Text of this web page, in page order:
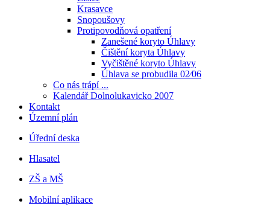
Krasavce
Snopoušovy
Protipovodňová opatření
Zanešené koryto Úhlavy
Čištění koryta Úhlavy
Vyčištěné koryto Úhlavy
Úhlava se probudila 02⁄06
Co nás trápí ...
Kalendář Dolnolukavicko 2007
Kontakt
Územní plán
Úřední deska
Hlasatel
ZŠ a MŠ
Mobilní aplikace